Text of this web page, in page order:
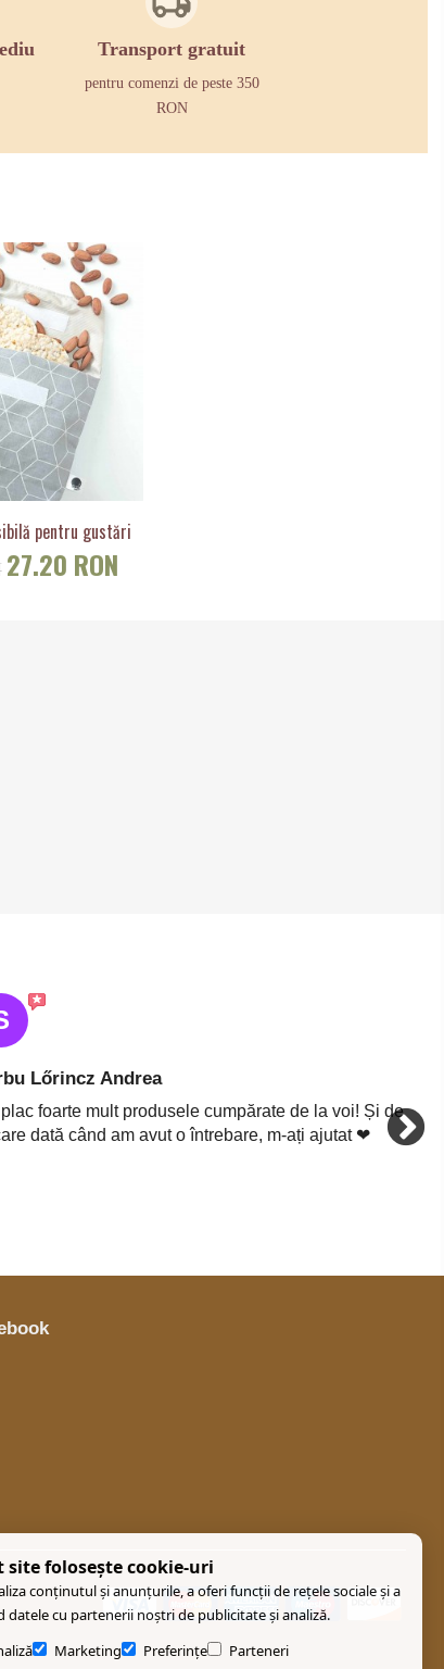
Transport gratuit
pentru comenzi de peste 350
RON
pentru gustări
27.20 RON
Lőrincz Andrea
plac foarte mult produsele cumpărate de la voi! Și de
dată când am avut o întrebare, m-ați ajutat ❤
site folosește cookie-uri
conținutul și anunțurile, a oferi funcții de rețele sociale și a
datele cu partenerii noștri de publicitate și analiză.
Marketing Preferințe Parteneri